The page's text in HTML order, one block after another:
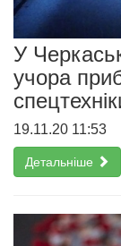
У
учора
19.11.20 11:53
Детальніше